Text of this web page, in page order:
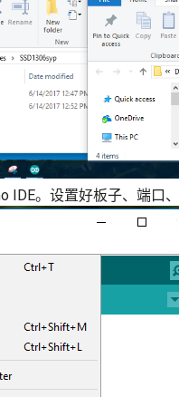
IDE。设置好板子、端口、